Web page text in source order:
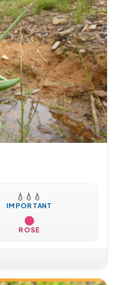
💧 💧 💧
IMPORTANT
ROSE